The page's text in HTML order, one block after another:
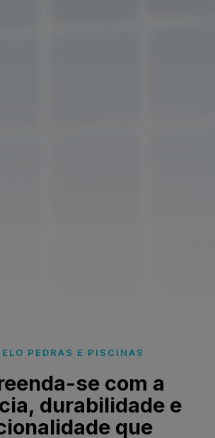
PEDRAS E PISCINAS
se com a
durabilidade e
que